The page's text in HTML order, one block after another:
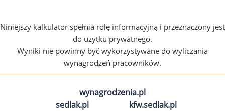
Niniejszy kalkulator spełnia rolę informacyjną i przeznaczony jest
do użytku prywatnego.
Wyniki nie powinny być wykorzystywane do wyliczania
wynagrodzeń pracowników.
wynagrodzenia.pl
sedlak.pl
kfw.sedlak.pl